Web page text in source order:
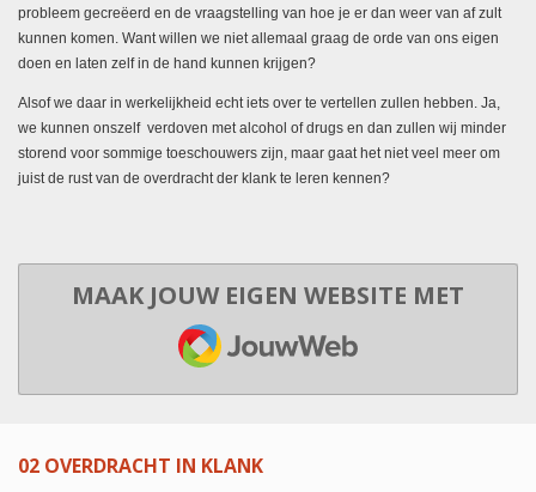
probleem gecreëerd en de vraagstelling van hoe je er dan weer van af zult
kunnen komen. Want willen we niet allemaal graag de orde van ons eigen
doen en laten zelf in de hand kunnen krijgen?
Alsof we daar in werkelijkheid echt iets over te vertellen zullen hebben. Ja,
we kunnen onszelf verdoven met alcohol of drugs en dan zullen wij minder
storend voor sommige toeschouwers zijn, maar gaat het niet veel meer om
juist de rust van de overdracht der klank te leren kennen?
MAAK JOUW EIGEN WEBSITE MET
JOUWWEB
02 OVERDRACHT IN KLANK